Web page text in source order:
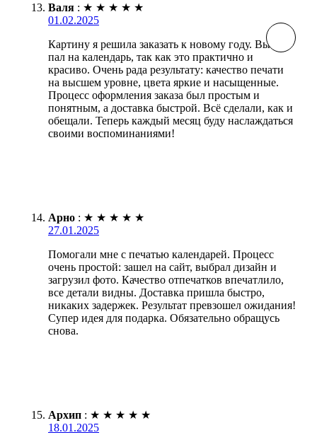
Валя : ★ ★ ★ ★ ★
01.02.2025
Картину я решила заказать к новому году. Выбор
пал на календарь, так как это практично и
красиво. Очень рада результату: качество печати
на высшем уровне, цвета яркие и насыщенные.
Процесс оформления заказа был простым и
понятным, а доставка быстрой. Всё сделали, как и
обещали. Теперь каждый месяц буду наслаждаться
своими воспоминаниями!
Арно : ★ ★ ★ ★ ★
27.01.2025
Помогали мне с печатью календарей. Процесс
очень простой: зашел на сайт, выбрал дизайн и
загрузил фото. Качество отпечатков впечатлило,
все детали видны. Доставка пришла быстро,
никаких задержек. Результат превзошел ожидания!
Супер идея для подарка. Обязательно обращусь
снова.
Архип : ★ ★ ★ ★ ★
18.01.2025